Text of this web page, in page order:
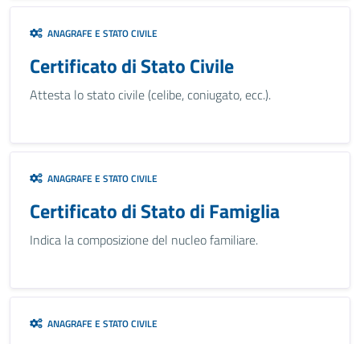
ANAGRAFE E STATO CIVILE
Certificato di Stato Civile
Attesta lo stato civile (celibe, coniugato, ecc.).
ANAGRAFE E STATO CIVILE
Certificato di Stato di Famiglia
Indica la composizione del nucleo familiare.
ANAGRAFE E STATO CIVILE